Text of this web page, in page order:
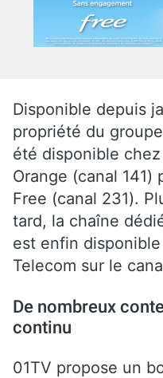
Disponible depuis
propriété du
été disponible
Orange (canal 141)
Free (canal 231).
tard, la chaîne
est enfin
Telecom sur le
De nombreux
continu
01TV propose un